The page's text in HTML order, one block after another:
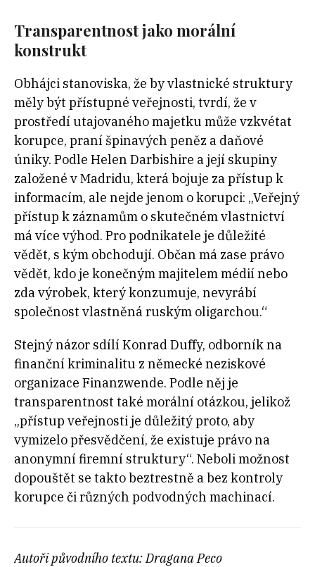
Transparentnost jako morální
konstrukt
Obhájci stanoviska, že by vlastnické struktury
měly být přístupné veřejnosti, tvrdí, že v
prostředí utajovaného majetku může vzkvétat
korupce, praní špinavých peněz a daňové
úniky. Podle Helen Darbishire a její skupiny
založené v Madridu, která bojuje za přístup k
informacím, ale nejde jenom o korupci: „Veřejný
přístup k záznamům o skutečném vlastnictví
má více výhod. Pro podnikatele je důležité
vědět, s kým obchodují. Občan má zase právo
vědět, kdo je konečným majitelem médií nebo
zda výrobek, který konzumuje, nevyrábí
společnost vlastněná ruským oligarchou.“
Stejný názor sdílí Konrad Duffy, odborník na
finanční kriminalitu z německé neziskové
organizace Finanzwende. Podle něj je
transparentnost také morální otázkou, jelikož
„přístup veřejnosti je důležitý proto, aby
vymizelo přesvědčení, že existuje právo na
anonymní firemní struktury“. Neboli možnost
dopouštět se takto beztrestně a bez kontroly
korupce či různých podvodných machinací.
Autoři původního textu: Dragana Peco